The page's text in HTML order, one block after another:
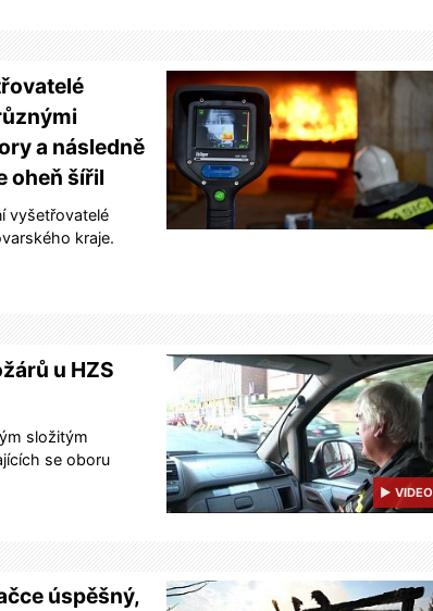
a následně
oheň šířil
vyšetřovatelé
kraje.
▶ VIDEO
u HZS
složitým
se oboru
úspěšný,